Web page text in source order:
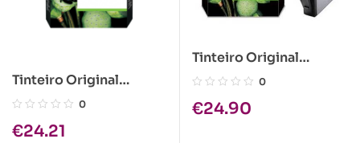
Tinteiro Original
HP364XL Magenta
0
€24.21
Tinteiro Original
HP364XL Preto
0
€24.90